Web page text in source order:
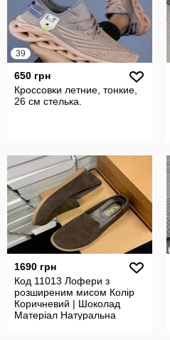
39
650 грн
Кроссовки летние, тонкие,
26 см стелька.
1690 грн
Код 11013 Лофери з
розширеним мисом Колір
Коричневий | Шоколад
Матеріал Натуральна